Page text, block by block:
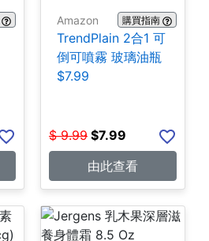
Amazon 購買指南
TrendPlain 2合1 可
倒可噴霧 玻璃油瓶
$7.99
$ 9.99 $7.99
由此查看